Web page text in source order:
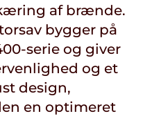
af brænde.
bygger på
serie og giver
og et
design,
en optimeret